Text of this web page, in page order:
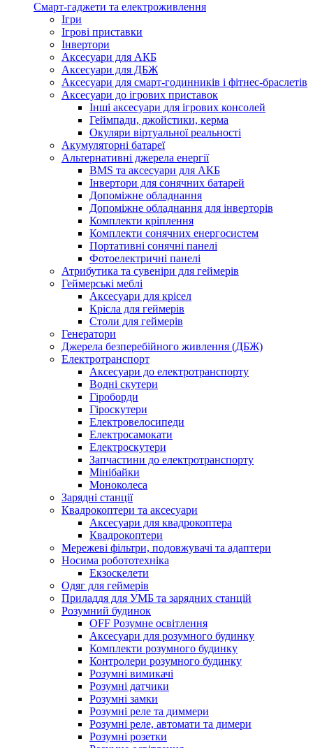
Смарт-гаджети та електроживлення
Ігри
Ігрові приставки
Інвертори
Аксесуари для АКБ
Аксесуари для ДБЖ
Аксесуари для смарт-годинників і фітнес-браслетів
Аксесуари до ігрових приставок
Інші аксесуари для ігрових консолей
Геймпади, джойстики, керма
Окуляри віртуальної реальності
Акумуляторні батареї
Альтернативні джерела енергії
BMS та аксесуари для АКБ
Інвертори для сонячних батарей
Допоміжне обладнання
Допоміжне обладнання для інверторів
Комплекти кріплення
Комплекти сонячних енергосистем
Портативні сонячні панелі
Фотоелектричні панелі
Атрибутика та сувеніри для геймерів
Геймерські меблі
Аксесуари для крісел
Крісла для геймерів
Столи для геймерів
Генератори
Джерела безперебійного живлення (ДБЖ)
Електротранспорт
Аксесуари до електротранспорту
Водні скутери
Гіроборди
Гіроскутери
Електровелосипеди
Електросамокати
Електроскутери
Запчастини до електротранспорту
Мінібайки
Моноколеса
Зарядні станції
Квадрокоптери та аксесуари
Аксесуари для квадрокоптера
Квадрокоптери
Мережеві фільтри, подовжувачі та адаптери
Носима робототехніка
Екзоскелети
Одяг для геймерів
Приладдя для УМБ та зарядних станцій
Розумний будинок
OFF Розумне освітлення
Аксесуари для розумного будинку
Комплекти розумного будинку
Контролери розумного будинку
Розумні вимикачі
Розумні датчики
Розумні замки
Розумні реле та диммери
Розумні реле, автомати та димери
Розумні розетки